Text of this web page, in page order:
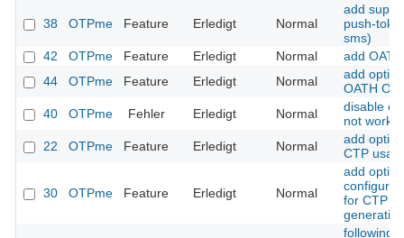
38 OTPme Feature Erledigt Normal
add
push-
sms)
42
OTPme Feature Erledigt Normal
add
44
OTPme Feature Erledigt Normal
add
OATH
40
OTPme Fehler Erledigt Normal
disable
not work
22
OTPme Feature Erledigt Normal
add
CTP
30 OTPme Feature Erledigt Normal
add
configure
for CTP
generation
following